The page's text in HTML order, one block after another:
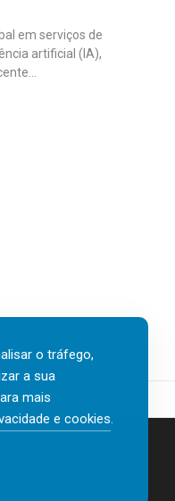
em serviços de
artificial (IA),
o tráfego,
a sua
mais
e cookies.